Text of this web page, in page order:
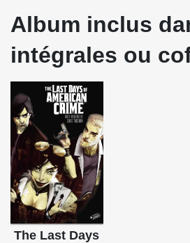
Album inclus
intégrales ou
The Last Days